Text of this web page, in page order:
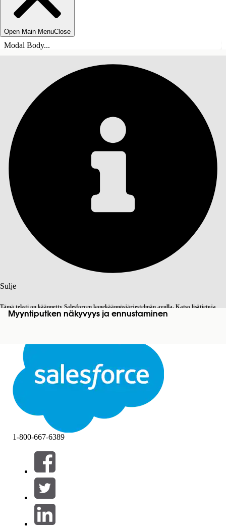
Open Main MenuClose
Modal Body...
Sulje
Tämä teksti on käännetty Salesforcen konekäännösjärjestelmän avulla. Katso lisätietoja
täältä . Vaihda englantiin Ei nyt
Sulje
Myyntiputken näkyvyys ja ennustaminen
SISÄLLYSLUETTELO
Suodattimet (0)
VALITSE SUODATTIMET
Tuotealue
1-800-667-6389